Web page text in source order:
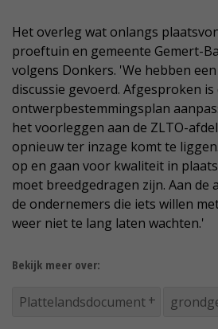
Het overleg wat onlangs
proeftuin en gemeente Gemert-
volgens Donkers. 'We hebben
discussie gevoerd. Afgesproken
ontwerpbestemmingsplan
het voorleggen aan de ZLTO-
opnieuw ter inzage komt te
op en gaan voor kwaliteit in
moet breedgedragen zijn. Aan de
de ondernemers die iets willen
weer niet te lang laten wachten.'
Bekijk meer over:
Plattelandsdocument